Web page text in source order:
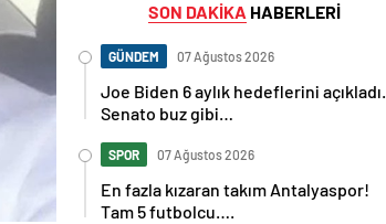
SON DAKİKA HABERLERİ
GÜNDEM 07 Ağustos 2026
Joe Biden 6 aylık hedeflerini açıkladı.
Senato buz gibi…
SPOR 07 Ağustos 2026
En fazla kızaran takım Antalyaspor!
Tam 5 futbolcu….